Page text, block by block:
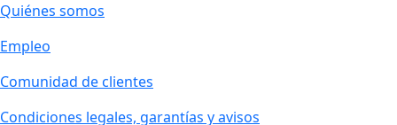
Quiénes somos
Empleo
Comunidad de clientes
Condiciones legales, garantías y avisos